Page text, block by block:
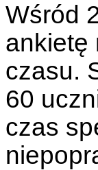
Wśród
ankietę
czasu.
60
czas